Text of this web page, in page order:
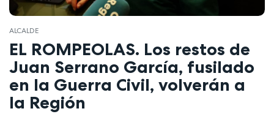
ALCALDE
EL ROMPEOLAS. Los restos de
Juan Serrano García, fusilado
en la Guerra Civil, volverán a
la Región